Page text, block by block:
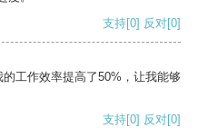
支持[0] 反对[0]
工作效率提高了50%，让我能够
支持[0] 反对[0]